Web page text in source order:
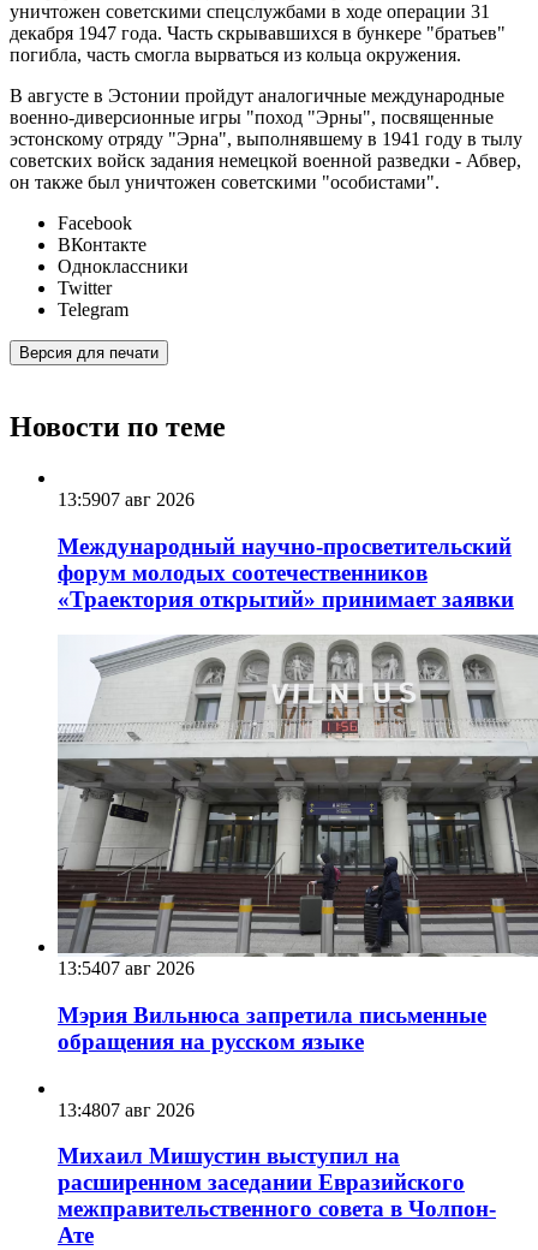
уничтожен советскими спецслужбами в ходе операции 31
декабря 1947 года. Часть скрывавшихся в бункере "братьев"
погибла, часть смогла вырваться из кольца окружения.
В августе в Эстонии пройдут аналогичные международные
военно-диверсионные игры "поход "Эрны", посвященные
эстонскому отряду "Эрна", выполнявшему в 1941 году в тылу
советских войск задания немецкой военной разведки - Абвер,
он также был уничтожен советскими "особистами".
Facebook
ВКонтакте
Одноклассники
Twitter
Telegram
Версия для печати
Новости по теме
13:5907 авг 2026
Международный научно-просветительский
форум молодых соотечественников
«Траектория открытий» принимает заявки
13:5407 авг 2026
Мэрия Вильнюса запретила письменные
обращения на русском языке
13:4807 авг 2026
Михаил Мишустин выступил на
расширенном заседании Евразийского
межправительственного совета в Чолпон-
Ате